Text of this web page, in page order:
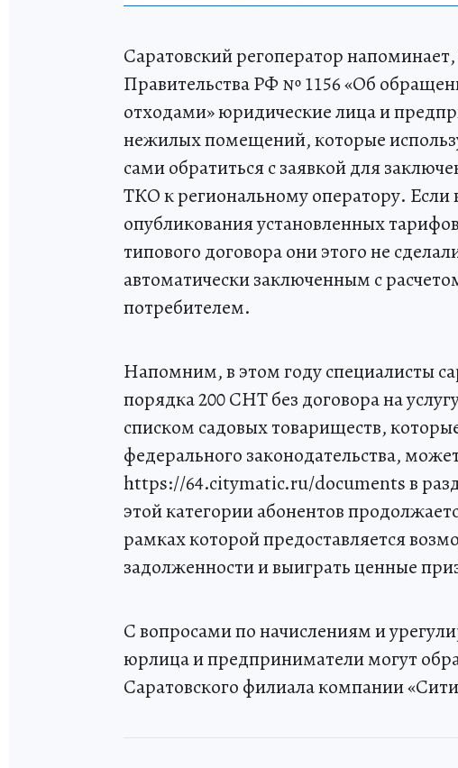
Саратовский регоператор
Правительства РФ № 1156 «Об
отходами» юридические лица и
нежилых помещений, которые
сами обратиться с заявкой для
ТКО к региональному оператору. Если
опубликования установленных
типового договора они этого не
автоматически заключенным с
потребителем.
Напомним, в этом году специалисты
порядка 200 СНТ без договора на
списком садовых товариществ,
федерального законодательства,
https://64.citymatic.ru/documents в
этой категории абонентов
рамках которой предоставляется
задолженности и выиграть ценные
С вопросами по начислениям и
юрлица и предприниматели могут
Саратовского филиала компании